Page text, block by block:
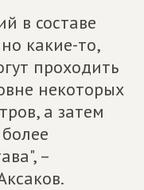
в составе
какие-то,
проходить
некоторых
а затем
–